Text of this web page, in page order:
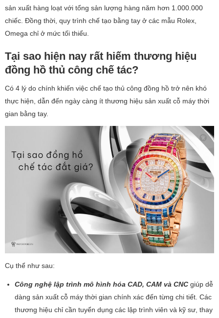
sản xuất hàng loạt với tổng sản lượng hàng năm hơn 1.000.000
chiếc. Đồng thời, quy trình chế tạo bằng tay ở các mẫu Rolex,
Omega chỉ ở mức tối thiểu.
Tại sao hiện nay rất hiếm thương hiệu
đồng hồ thủ công chế tác?
Có 4 lý do chính khiến việc chế tạo thủ công đồng hồ trở nên khó
thực hiện, dẫn đến ngày càng ít thương hiệu sản xuất cỗ máy thời
gian bằng tay.
Cụ thể như sau:
Công nghệ lập trình mô hình hóa CAD, CAM và CNC giúp dễ
dàng sản xuất cỗ máy thời gian chính xác đến từng chi tiết. Các
thương hiệu chỉ cần tuyển dụng các lập trình viên và kỹ sư, thay